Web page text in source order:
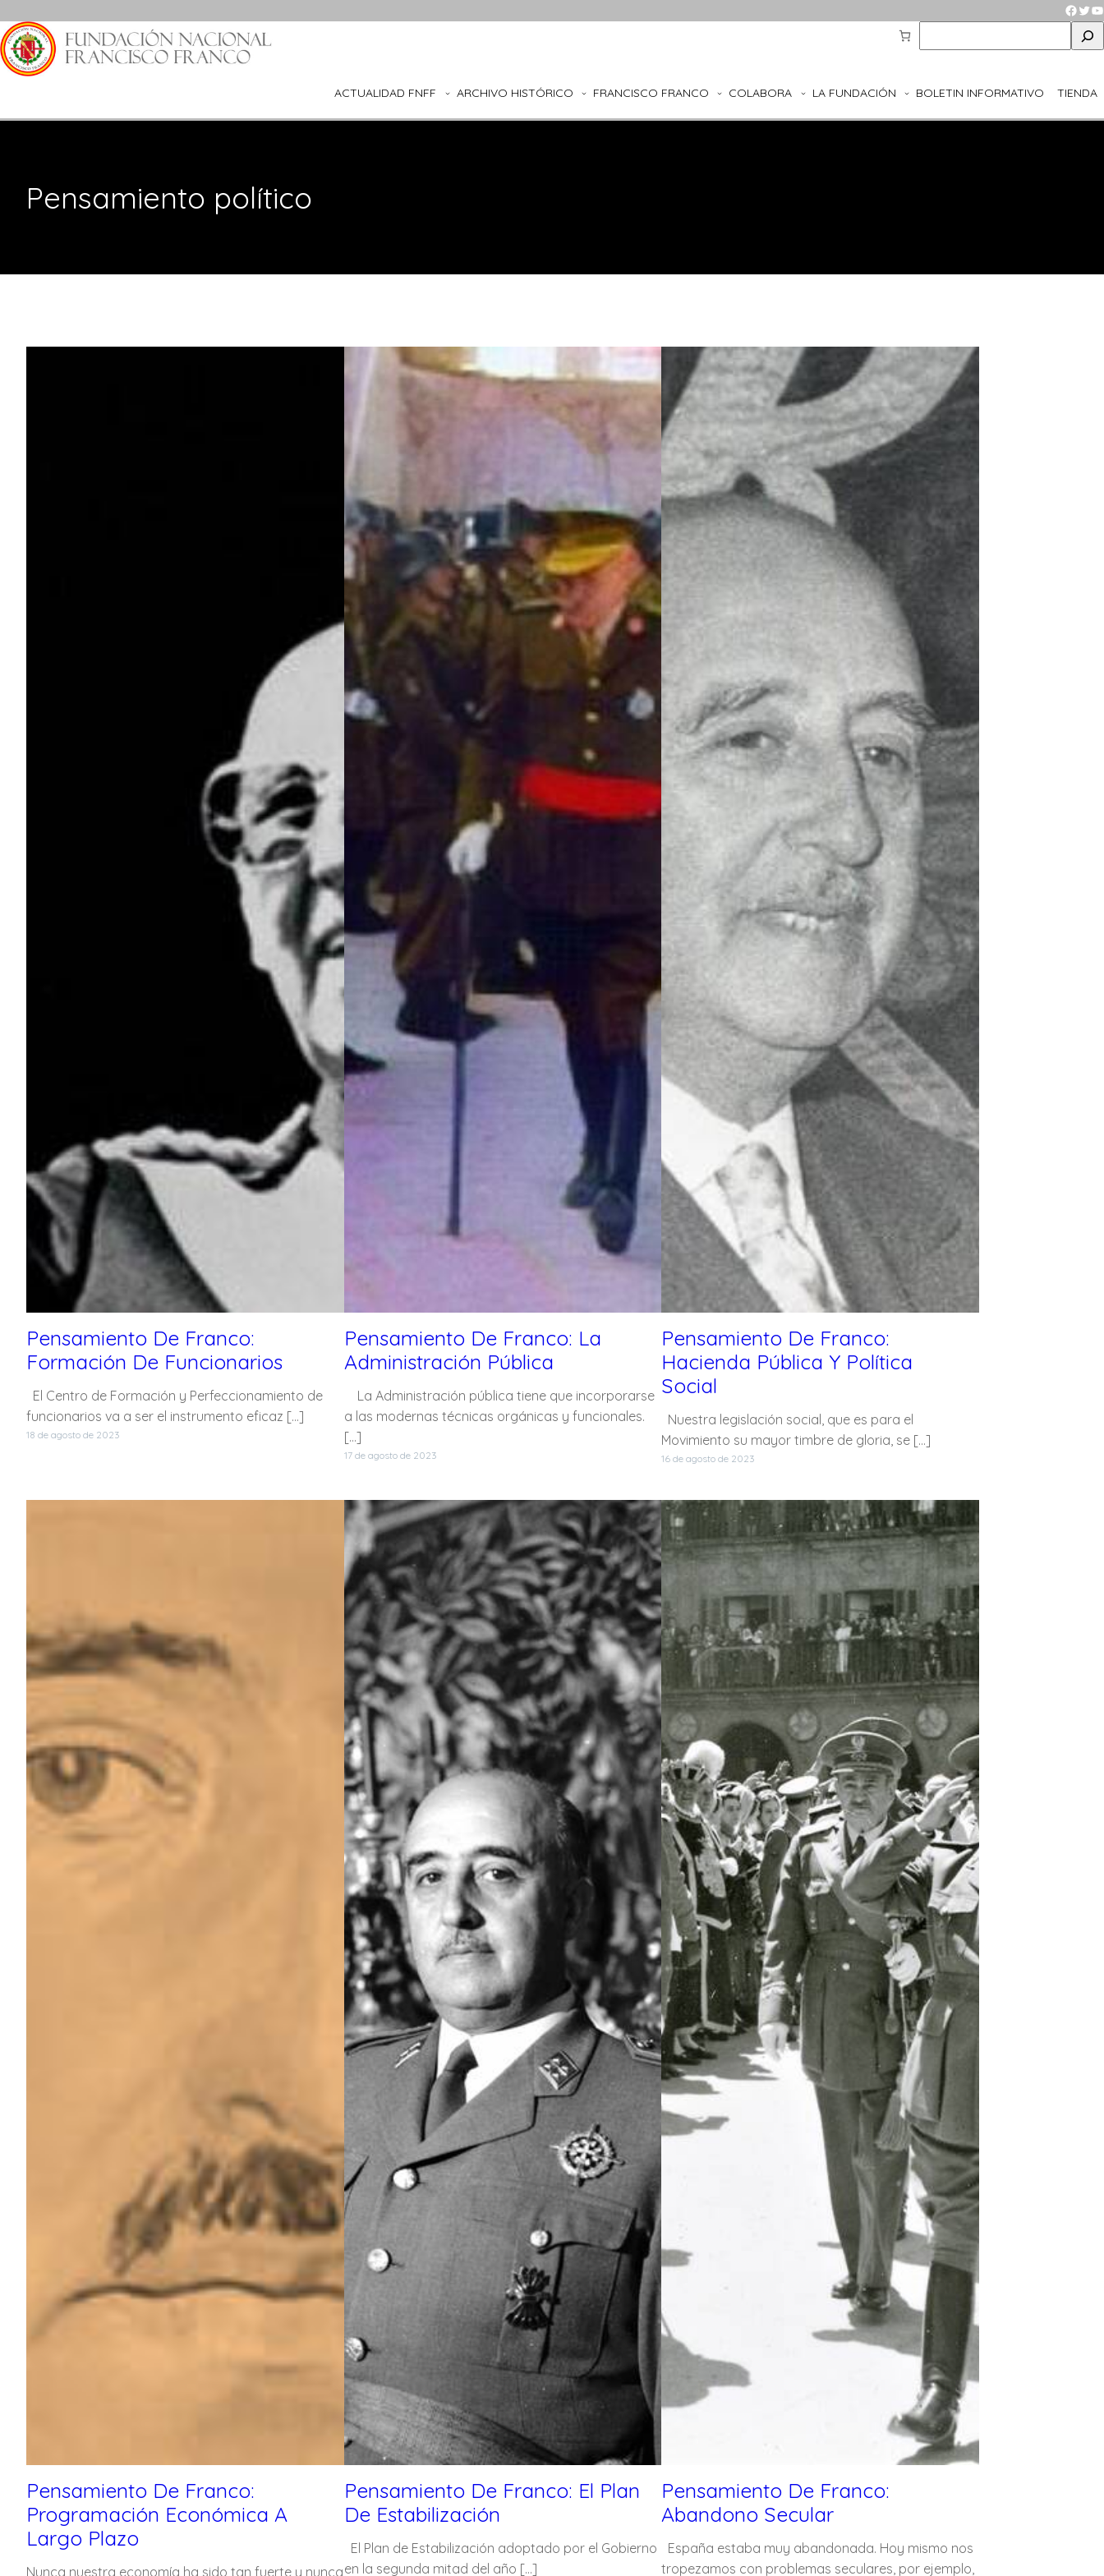
al
contenido
e
r
ACTUALIDAD FNFF ARCHIVO HISTÓRICO FRANCISCO FRANCO COLABORA LA FUNDACIÓN BOLETIN INFORMATIVO TIENDA
Pensamiento político
Pensamiento De Franco:
Formación De Funcionarios
El Centro de Formación y Perfeccionamiento de
funcionarios va a ser el instrumento eficaz […]
18 de agosto de 2023
Pensamiento De Franco: La
Administración Pública
La Administración pública tiene que incorporarse
a las modernas técnicas orgánicas y funcionales.
[…]
17 de agosto de 2023
Pensamiento De Franco:
Hacienda Pública Y Política
Social
Nuestra legislación social, que es para el
Movimiento su mayor timbre de gloria, se […]
16 de agosto de 2023
Pensamiento De Franco:
Programación Económica A
Largo Plazo
Nunca nuestra economía ha sido tan fuerte y nunca
Pensamiento De Franco: El Plan
De Estabilización
El Plan de Estabilización adoptado por el Gobierno
en la segunda mitad del año […]
Pensamiento De Franco:
Abandono Secular
España estaba muy abandonada. Hoy mismo nos
tropezamos con problemas seculares, por ejemplo,